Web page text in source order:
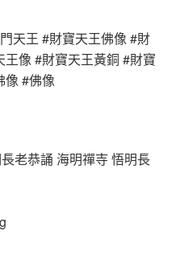
天王 #財寶天王佛像 #財
像 #財寶天王黃銅 #財寶
像 #佛像
老恭誦 海明禪寺 悟明長